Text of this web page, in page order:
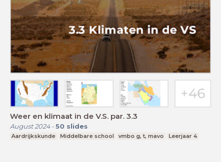
Weer en klimaat in de V.S. par. 3.3
August 2024- 50 slides
Aardrijkskunde Middelbare school vmbo g, t, mavo Leerjaar 4